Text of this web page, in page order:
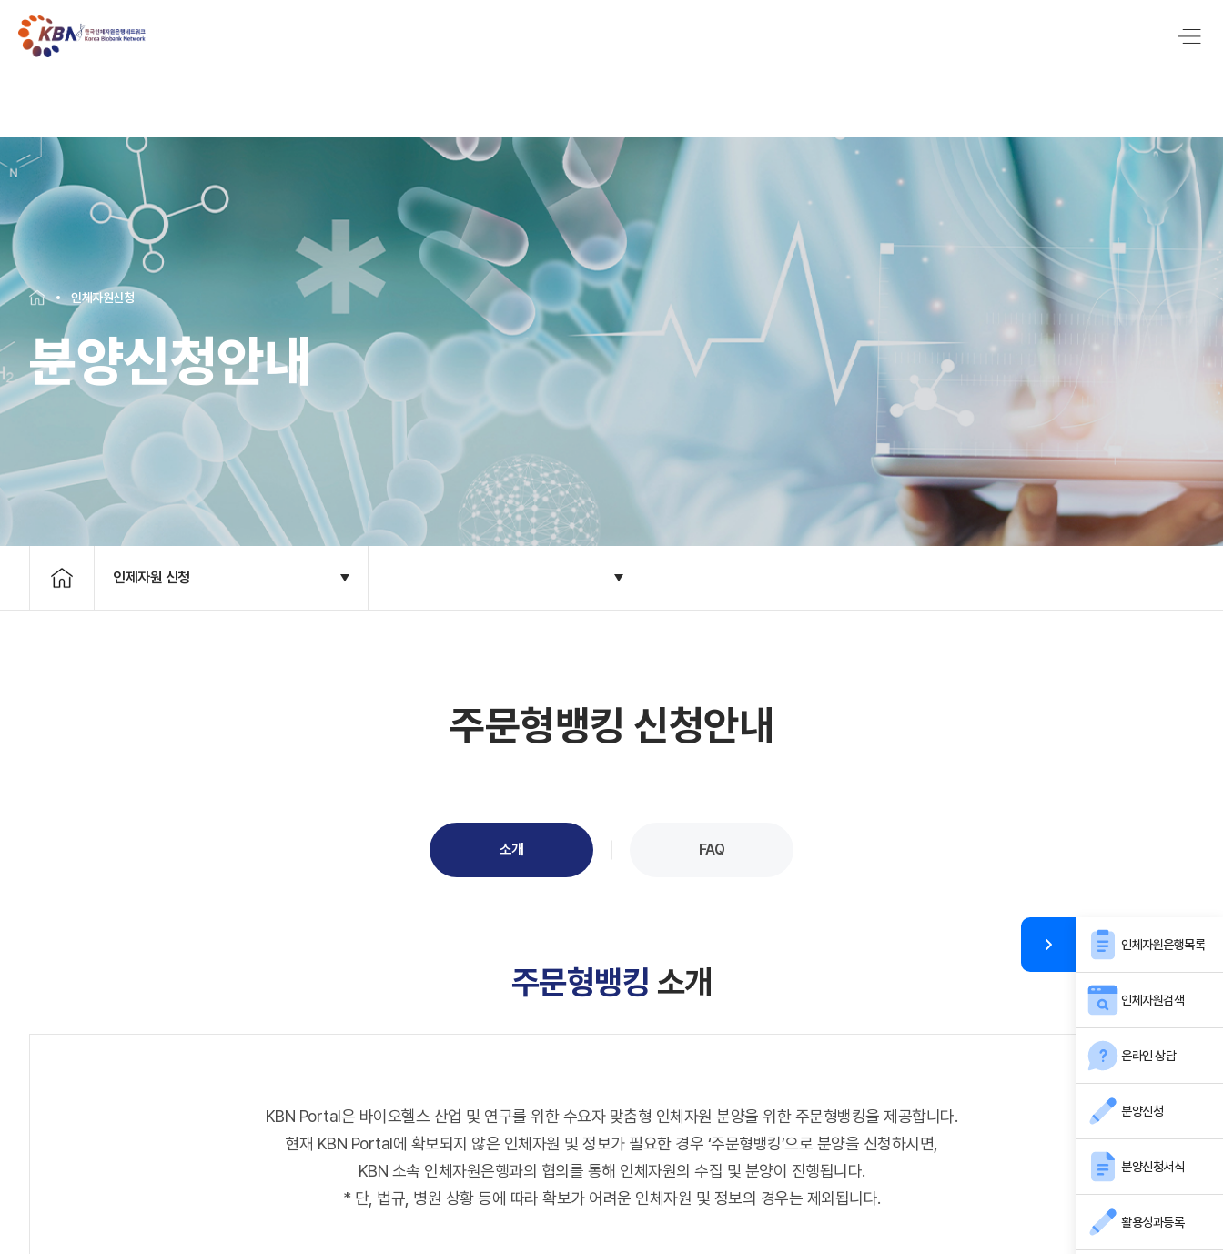
인체자원신청
분양신청안내
인제자원 신청
주문형뱅킹 신청안내
소개 FAQ
주문형뱅킹 소개
KBN Portal은 바이오헬스 산업 및 연구를 위한 수요자 맞춤형 인체자원 분양을 위한 주문형뱅킹을 제공합니다.
현재 KBN Portal에 확보되지 않은 인체자원 및 정보가 필요한 경우 ‘주문형뱅킹’으로 분양을 신청하시면,
KBN 소속 인체자원은행과의 협의를 통해 인체자원의 수집 및 분양이 진행됩니다.
* 단, 법규, 병원 상황 등에 따라 확보가 어려운 인체자원 및 정보의 경우는 제외됩니다.
인체자원은행목록
인체자원검색
온라인 상담
분양신청
분양신청서식
활용성과등록